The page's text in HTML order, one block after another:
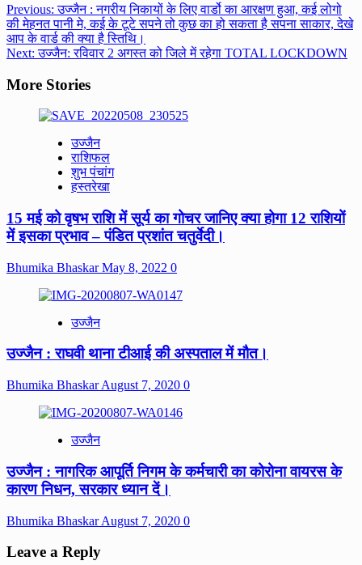
Post
navigation
Previous:उज्जैन : नगरीय निकायों के लिए वार्डो का आरक्षण हुआ, कई लोगो
की मेहनत पानी मे, कई के टूटे सपने तो कुछ का हो सकता है सपना साकार, देखे
आप के वार्ड की क्या है स्तिथि।
Next:उज्जैन: रविवार 2 अगस्त को जिले में रहेगा TOTAL LOCKDOWN
More Stories
उज्जैन
राशिफल
शुभ पंचांग
हस्तरेखा
15 मई को वृषभ राशि में सूर्य का गोचर जानिए क्या होगा 12 राशियों
में इसका प्रभाव – पंडित प्रशांत चतुर्वेदी।
Bhumika BhaskarMay 8, 2022 0
उज्जैन
उज्जैन : राघवी थाना टीआई की अस्पताल में मौत।
Bhumika BhaskarAugust 7, 2020 0
उज्जैन
उज्जैन : नागरिक आपूर्ति निगम के कर्मचारी का कोरोना वायरस के
कारण निधन, सरकार ध्यान दें।
Bhumika BhaskarAugust 7, 2020 0
Leave a Reply